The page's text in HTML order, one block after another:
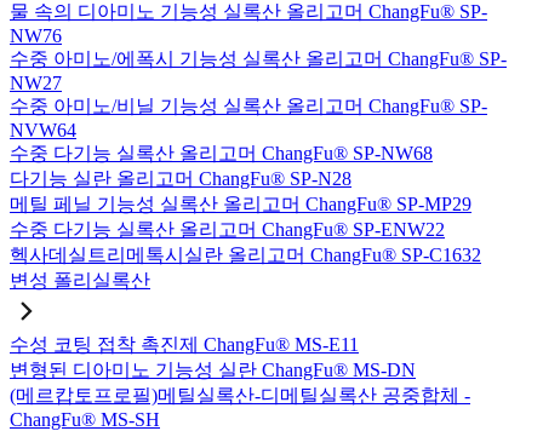
물 속의 디아미노 기능성 실록산 올리고머 ChangFu® SP-
NW76
수중 아미노/에폭시 기능성 실록산 올리고머 ChangFu® SP-
NW27
수중 아미노/비닐 기능성 실록산 올리고머 ChangFu® SP-
NVW64
수중 다기능 실록산 올리고머 ChangFu® SP-NW68
다기능 실란 올리고머 ChangFu® SP-N28
메틸 페닐 기능성 실록산 올리고머 ChangFu® SP-MP29
수중 다기능 실록산 올리고머 ChangFu® SP-ENW22
헥사데실트리메톡시실란 올리고머 ChangFu® SP-C1632
변성 폴리실록산
수성 코팅 접착 촉진제 ChangFu® MS-E11
변형된 디아미노 기능성 실란 ChangFu® MS-DN
(메르캅토프로필)메틸실록산-디메틸실록산 공중합체 -
ChangFu® MS-SH